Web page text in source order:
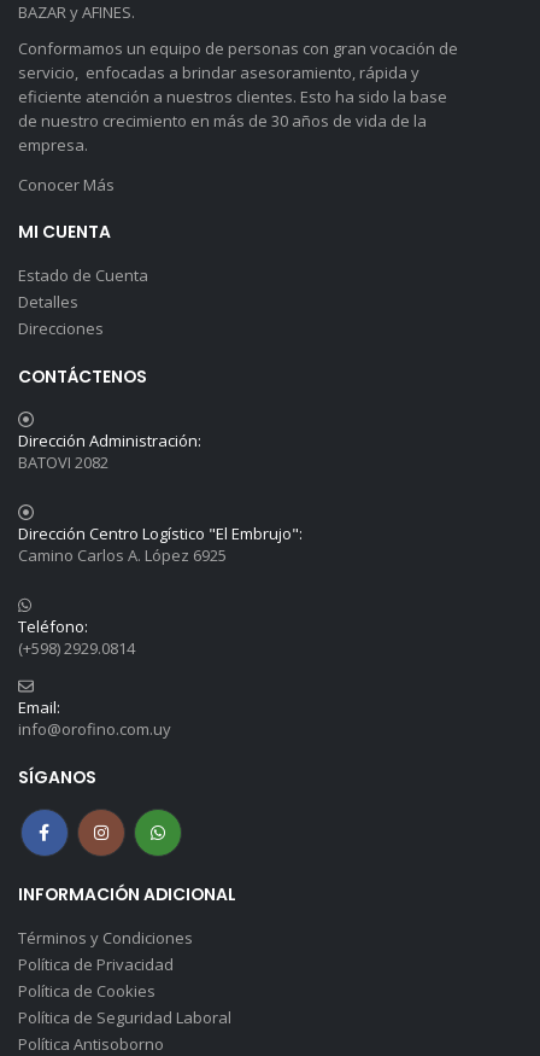
BAZAR y AFINES.
Conformamos un equipo de personas con gran vocación de
servicio, enfocadas a brindar asesoramiento, rápida y
eficiente atención a nuestros clientes. Esto ha sido la base
de nuestro crecimiento en más de 30 años de vida de la
empresa.
Conocer Más
MI CUENTA
Estado de Cuenta
Detalles
Direcciones
CONTÁCTENOS
Dirección Administración:
BATOVI 2082
Dirección Centro Logístico "El Embrujo":
Camino Carlos A. López 6925
Teléfono:
(+598) 2929.0814
Email:
info@orofino.com.uy
SÍGANOS
INFORMACIÓN ADICIONAL
Términos y Condiciones
Política de Privacidad
Política de Cookies
Política de Seguridad Laboral
Política Antisoborno